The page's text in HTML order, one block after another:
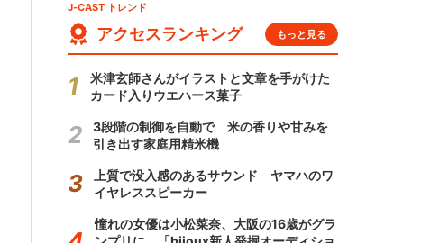
J-CAST トレンド
アクセスランキング もっと見る
米津玄師さんがイラストと文章を手がけた
カード入りウエハース菓子
3段階の制御を自動で 米の香りや甘みを
引き出す家庭用精米機
上質で没入感のあるサウンド ヤマハのワ
イヤレススピーカー
憧れの女優は小松菜奈、大阪の16歳がグラ